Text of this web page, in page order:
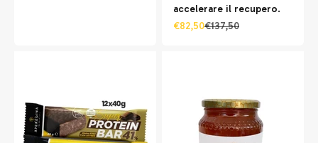
accelerare il recupero.
Prezzo scontato
€82,50Prezzo
€137,50